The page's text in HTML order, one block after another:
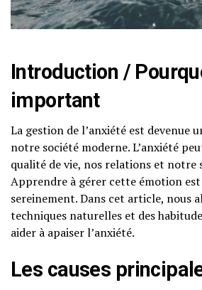
Introduction /
important
La gestion de l’anxiété est devenue
notre société moderne. L’anxiété
qualité de vie, nos relations et notre
Apprendre à gérer cette émotion
sereinement. Dans cet article, nous
techniques naturelles et des
aider à apaiser l’anxiété.
Les causes